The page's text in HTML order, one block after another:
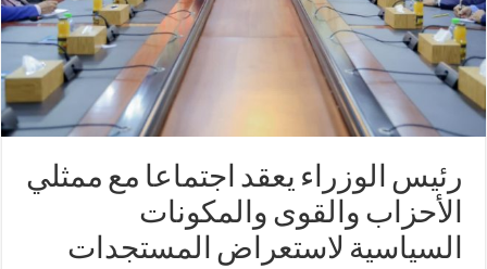
رئيس الوزراء يعقد اجتماعا مع ممثلي
الأحزاب والقوى والمكونات
السياسية لاستعراض المستجدات